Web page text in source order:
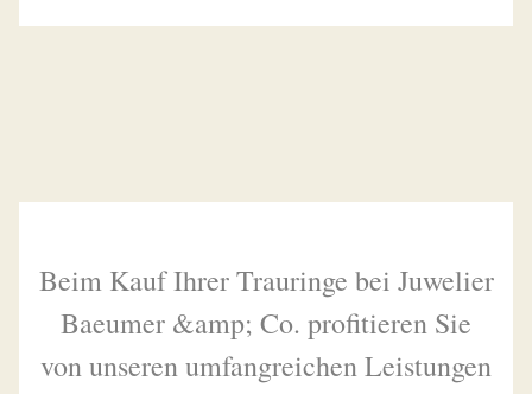
Beim Kauf Ihrer Trauringe bei Juwelier
Baeumer &amp; Co. profitieren Sie
von unseren umfangreichen Leistungen